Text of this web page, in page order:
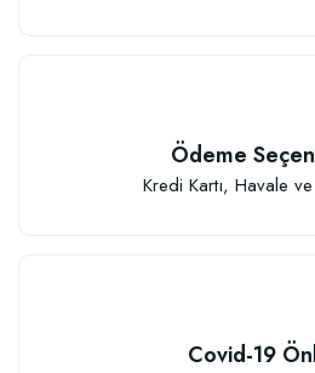
Ödeme
Kredi Kartı, Havale
Covid-19